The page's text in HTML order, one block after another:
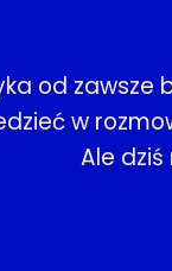
od zawsze
w
Ale